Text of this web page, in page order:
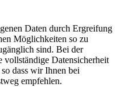
Daten durch Ergreifung
Möglichkeiten so zu
sind. Bei der
Datensicherheit
dass wir Ihnen bei
empfehlen.